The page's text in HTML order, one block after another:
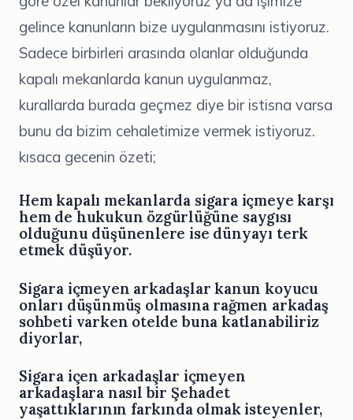
gelince kanunların bize uygulanmasını istiyoruz.
Sadece birbirleri arasında olanlar olduğunda
kapalı mekanlarda kanun uygulanmaz,
kurallarda burada geçmez diye bir istisna varsa
bunu da bizim cehaletimize vermek istiyoruz.
kısaca gecenin özeti;
Hem kapalı mekanlarda sigara içmeye karşı
hem de hukukun özgürlüğüne saygısı
olduğunu düşünenlere ise dünyayı terk
etmek düşüyor.
Sigara içmeyen arkadaşlar kanun koyucu
onları düşünmüş olmasına rağmen arkadaş
sohbeti varken otelde buna katlanabiliriz
diyorlar,
Sigara içen arkadaşlar içmeyen
arkadaşlara nasıl bir Şehadet
yaşattıklarının farkında olmak isteyenler,